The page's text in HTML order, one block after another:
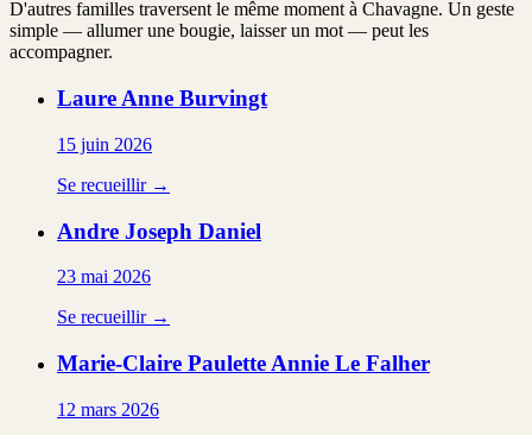
D'autres familles traversent le même moment à Chavagne. Un geste
simple — allumer une bougie, laisser un mot — peut les
accompagner.
Laure Anne Burvingt
15 juin 2026
Se recueillir →
Andre Joseph Daniel
23 mai 2026
Se recueillir →
Marie-Claire Paulette Annie Le Falher
12 mars 2026